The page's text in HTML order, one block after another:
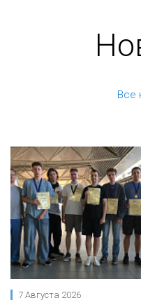
Все
7 Августа 2026